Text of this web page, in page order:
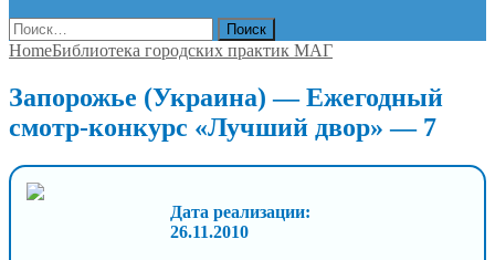
Найти:
HomeБиблиотека городских практик МАГ
Запорожье (Украина) — Ежегодный
смотр-конкурс «Лучший двор» — 7
Дата реализации:
26.11.2010